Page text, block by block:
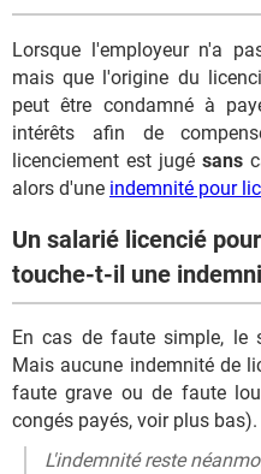
Lorsque l'employeur n'a
mais que l'origine du
peut être condamné à
intérêts afin de
licenciement est jugésans
alors d'une indemnité pour
Un salarié licencié
touche-t-il une
En cas de faute simple, le
Mais aucune indemnité de
faute grave ou de faute
congés payés, voir plus bas).
L'indemnité reste